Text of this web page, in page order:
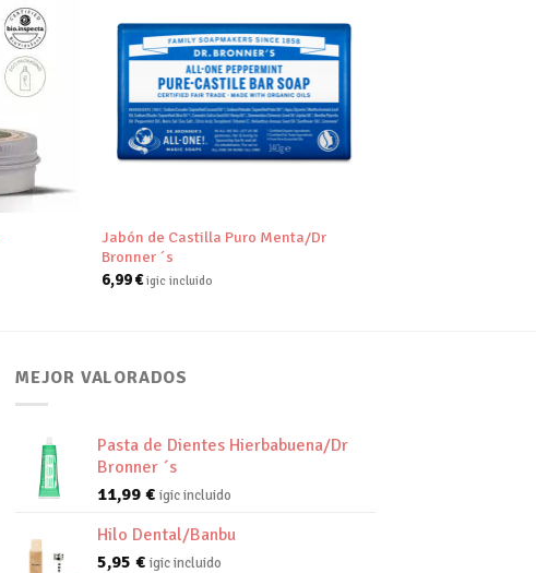
Añadir
a tu
lista de
Añadir
lista de
deseos
Jabón de Castilla Puro Menta/Dr
Bronner ´s
6,99€ igic incluido
MEJOR VALORADOS
Pasta de Dientes Hierbabuena/Dr
Bronner ´s
11,99 € igic incluido
Hilo Dental/Banbu
5,95 € igic incluido